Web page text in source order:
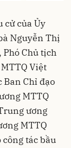
cử của Ủy
Nguyễn Thị
Chủ tịch
Việt
Ban Chỉ đạo
MTTQ
ương
MTTQ
tác bầu